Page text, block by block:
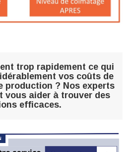
trop rapidement ce qui
vos coûts de
production ? Nos experts
vous aider à trouver des
efficaces.